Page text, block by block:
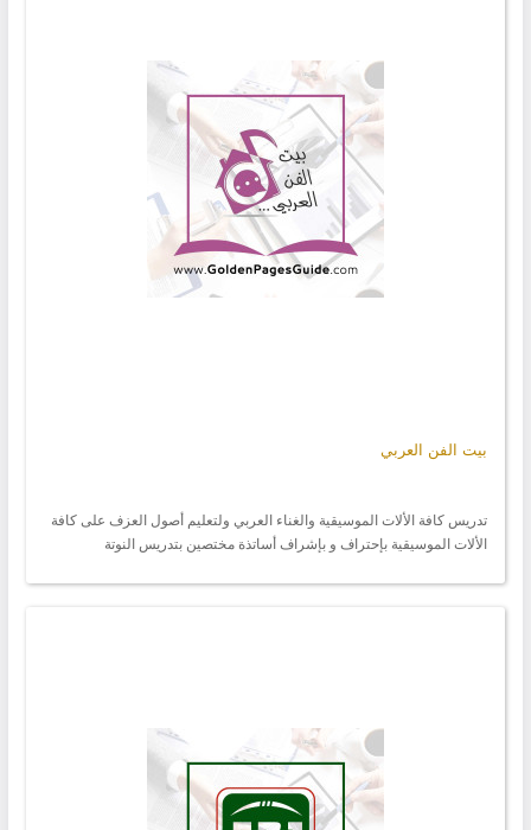
بيت الفن العربي
تدريس كافة الألات الموسيقية والغناء العربي ولتعليم أصول العزف على كافة
الألات الموسيقية بإحتراف و بإشراف أساتذة مختصين بتدريس النوتة